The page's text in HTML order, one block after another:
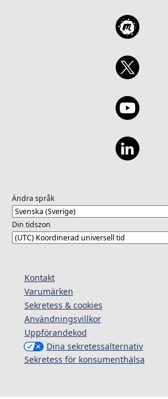
Ändra språk
Din tidszon
Kontakt
Varumärken
Sekretess & cookies
Användningsvillkor
Uppförandekod
Dina sekretessalternativ
Sekretess för konsumenthälsa